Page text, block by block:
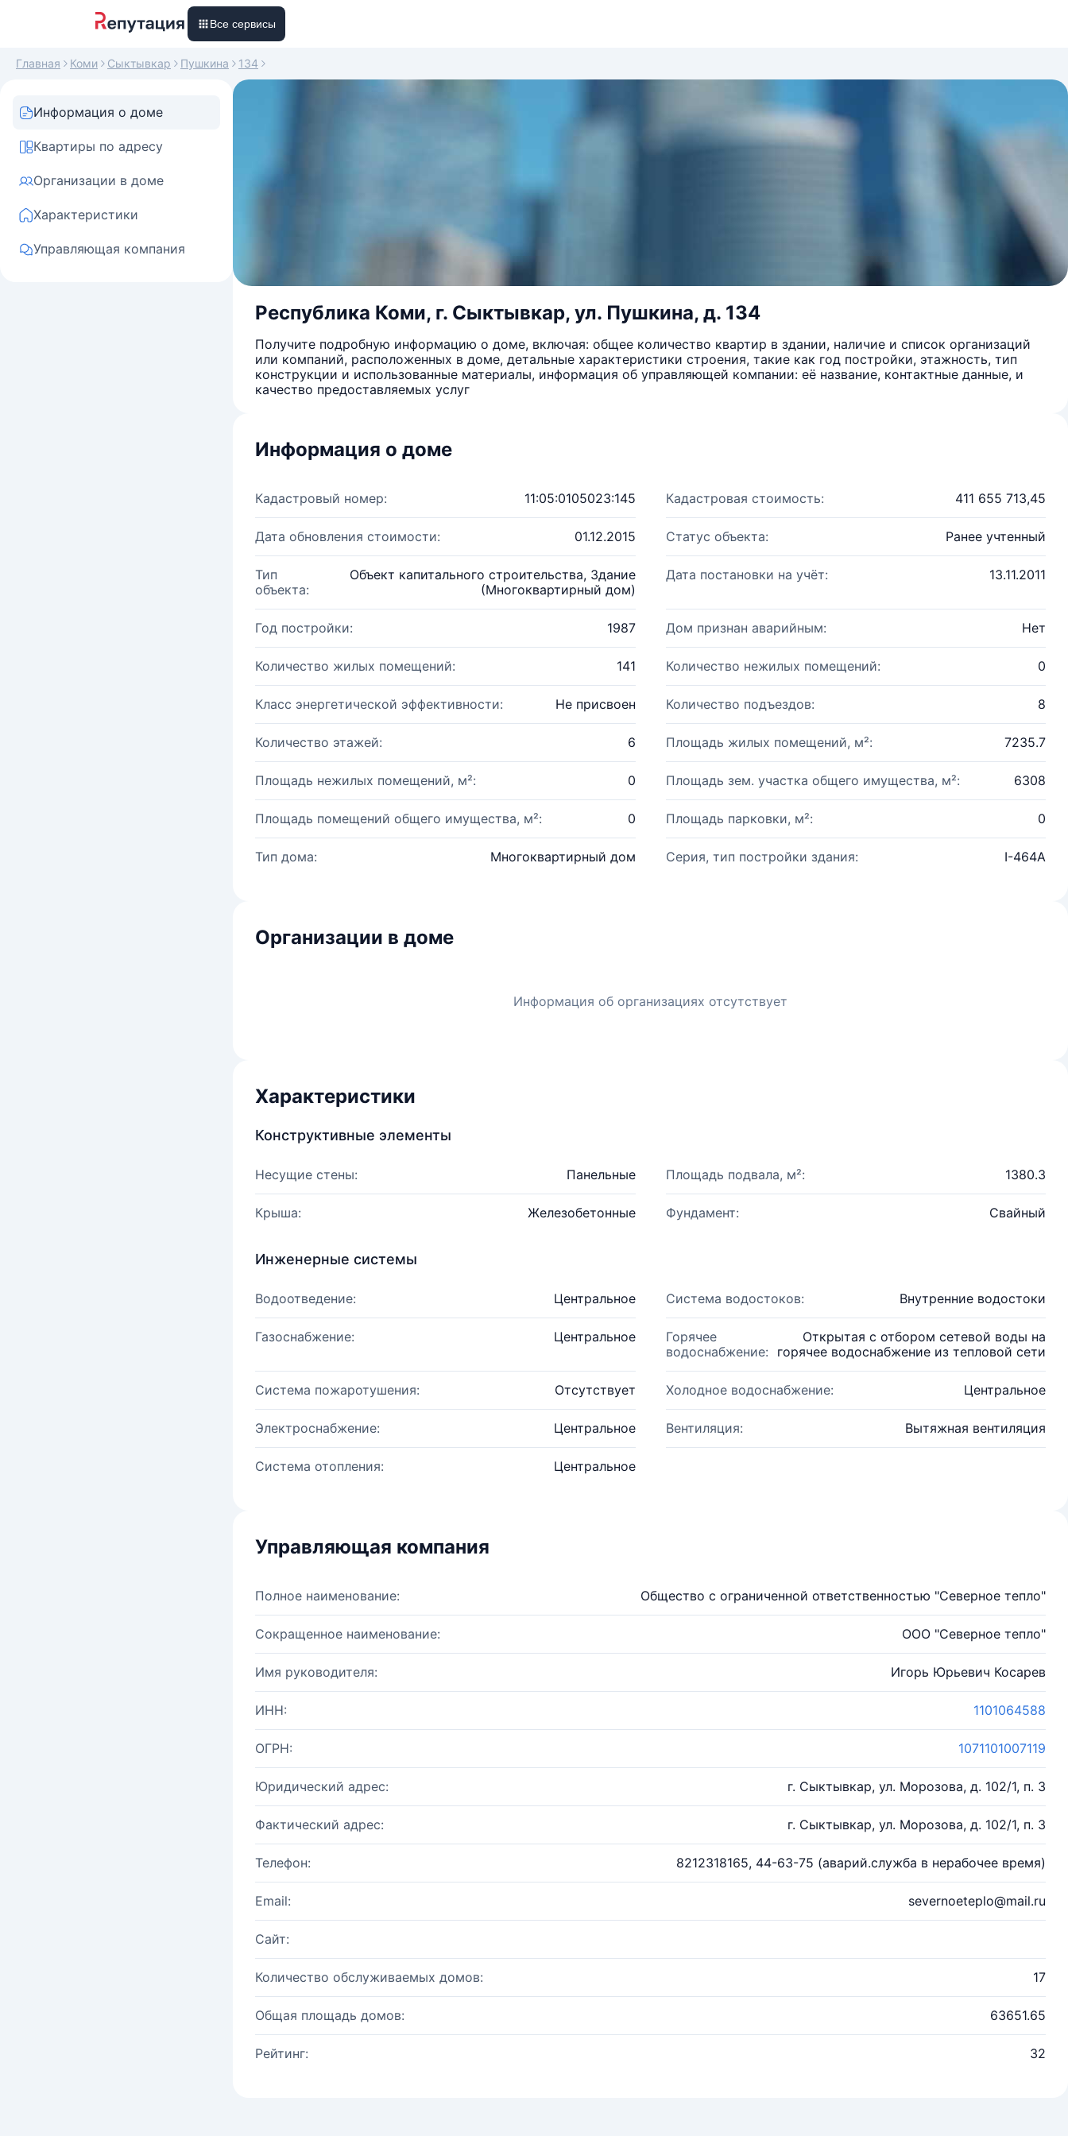
Все сервисы
Главная Коми Сыктывкар Пушкина 134
Информация о доме
Квартиры по адресу
Организации в доме
Характеристики
Управляющая компания
Республика Коми, г. Сыктывкар, ул. Пушкина, д. 134
Получите подробную информацию о доме, включая: общее количество квартир в здании, наличие и список организаций
или компаний, расположенных в доме, детальные характеристики строения, такие как год постройки, этажность, тип
конструкции и использованные материалы, информация об управляющей компании: её название, контактные данные, и
качество предоставляемых услуг
Информация о доме
Кадастровый номер: 11:05:0105023:145 Кадастровая стоимость: 411 655 713,45
Дата обновления стоимости: 01.12.2015 Статус объекта: Ранее учтенный
Тип
объекта:
Объект капитального строительства, Здание
(Многоквартирный дом)
Дата постановки на учёт: 13.11.2011
Год постройки: 1987 Дом признан аварийным: Нет
Количество жилых помещений: 141 Количество нежилых помещений: 0
Класс энергетической эффективности: Не присвоен Количество подъездов: 8
Количество этажей: 6 Площадь жилых помещений, м²: 7235.7
Площадь нежилых помещений, м²: 0 Площадь зем. участка общего имущества, м²: 6308
Площадь помещений общего имущества, м²: 0 Площадь парковки, м²: 0
Тип дома: Многоквартирный дом Серия, тип постройки здания: I-464А
Организации в доме
Информация об организациях отсутствует
Характеристики
Конструктивные элементы
Несущие стены: Панельные Площадь подвала, м²: 1380.3
Крыша: Железобетонные Фундамент: Свайный
Инженерные системы
Водоотведение: Центральное Система водостоков: Внутренние водостоки
Газоснабжение: Центральное
Горячее
водоснабжение:
Открытая с отбором сетевой воды на
горячее водоснабжение из тепловой сети
Система пожаротушения: Отсутствует Холодное водоснабжение: Центральное
Электроснабжение: Центральное Вентиляция: Вытяжная вентиляция
Система отопления: Центральное
Управляющая компания
Полное наименование: Общество с ограниченной ответственностью "Северное тепло"
Сокращенное наименование: ООО "Северное тепло"
Имя руководителя: Игорь Юрьевич Косарев
ИНН: 1101064588
ОГРН: 1071101007119
Юридический адрес: г. Сыктывкар, ул. Морозова, д. 102/1, п. 3
Фактический адрес: г. Сыктывкар, ул. Морозова, д. 102/1, п. 3
Телефон: 8212318165, 44-63-75 (аварий.служба в нерабочее время)
Email: severnoeteplo@mail.ru
Сайт:
Количество обслуживаемых домов: 17
Общая площадь домов: 63651.65
Рейтинг: 32